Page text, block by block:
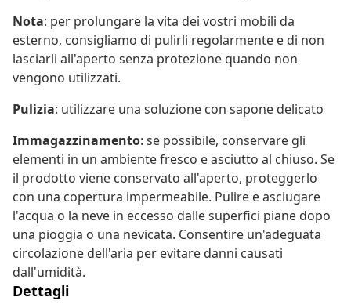
Nota: per prolungare la vita dei vostri mobili da
esterno, consigliamo di pulirli regolarmente e di non
lasciarli all'aperto senza protezione quando non
vengono utilizzati.
Pulizia: utilizzare una soluzione con sapone delicato
Immagazzinamento: se possibile, conservare gli
elementi in un ambiente fresco e asciutto al chiuso. Se
il prodotto viene conservato all'aperto, proteggerlo
con una copertura impermeabile. Pulire e asciugare
l'acqua o la neve in eccesso dalle superfici piane dopo
una pioggia o una nevicata. Consentire un'adeguata
circolazione dell'aria per evitare danni causati
dall'umidità.
Dettagli